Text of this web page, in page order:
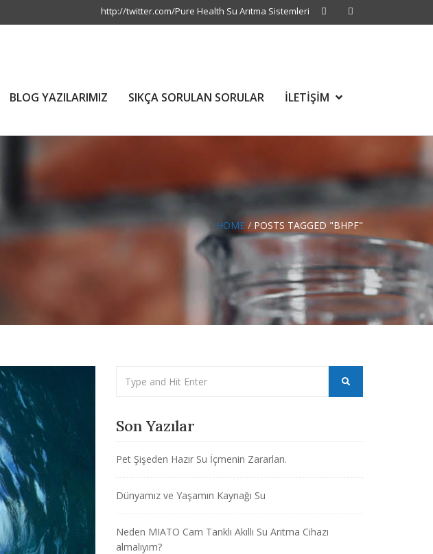
http://twitter.com/Pure Health Su Arıtma Sistemleri
BLOG YAZILARIMIZ SIKÇA SORULAN SORULAR İLETİŞİM
HOME / POSTS TAGGED "BHPF"
Son Yazılar
Pet Şişeden Hazır Su İçmenin Zararları.
Dünyamız ve Yaşamın Kaynağı Su
Neden MIATO Cam Tanklı Akıllı Su Arıtma Cihazı
almalıyım?